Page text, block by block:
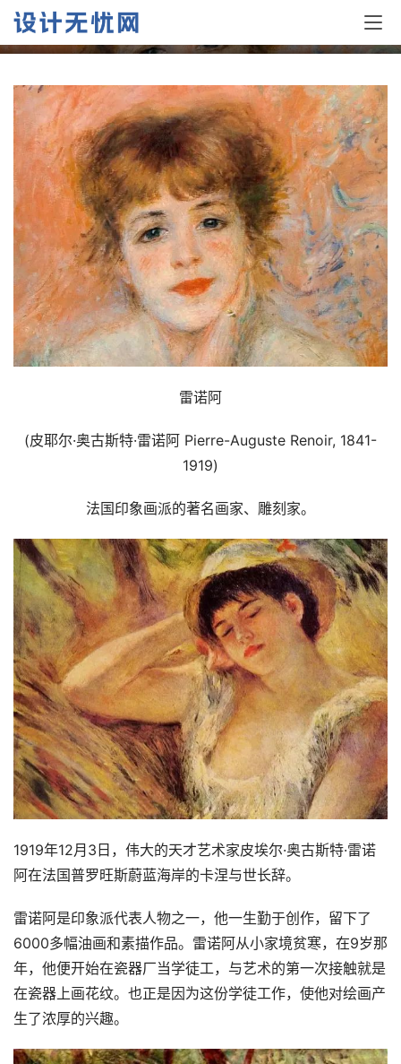
法国印象派代表画家：雷诺阿
雷诺阿
(皮耶尔·奥古斯特·雷诺阿 Pierre-Auguste Renoir, 1841-
1919)
法国印象画派的著名画家、雕刻家。
1919年12月3日，伟大的天才艺术家皮埃尔·奥古斯特·雷诺
阿在法国普罗旺斯蔚蓝海岸的卡涅与世长辞。
雷诺阿是印象派代表人物之一，他一生勤于创作，留下了
6000多幅油画和素描作品。雷诺阿从小家境贫寒，在9岁那
年，他便开始在瓷器厂当学徒工，与艺术的第一次接触就是
在瓷器上画花纹。也正是因为这份学徒工作，使他对绘画产
生了浓厚的兴趣。